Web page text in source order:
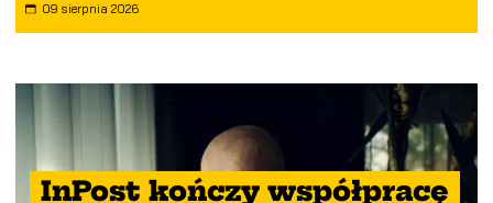
09 sierpnia 2026
InPost kończy współpracę